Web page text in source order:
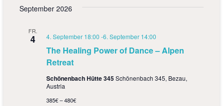
September 2026
FR.
4
The Healing Power of Dance – Alpen
Retreat
4. September 18:00 -6. September 14:00
Schönenbach Hütte 345Schönenbach 345, Bezau,
Austria
385€ – 480€